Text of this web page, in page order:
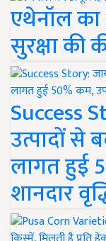
एथेनॉल का
सुरक्षा की
Success
उत्पादों से
लागत हुई
शानदार